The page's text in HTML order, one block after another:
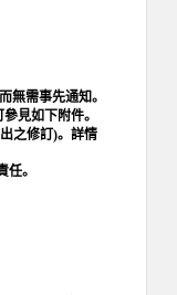
無需事先通知。
參見如下附件。
之修訂 )。詳情
。